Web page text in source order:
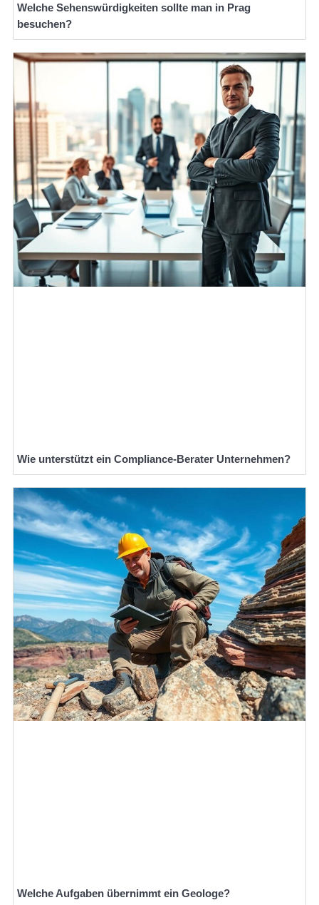
Welche Sehenswürdigkeiten sollte man in Prag
besuchen?
Wie unterstützt ein Compliance-Berater Unternehmen?
Welche Aufgaben übernimmt ein Geologe?